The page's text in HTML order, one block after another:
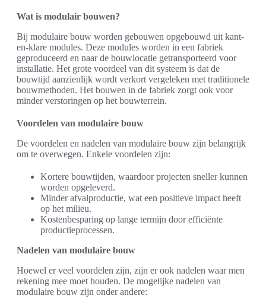
Wat is modulair bouwen?
Bij modulaire bouw worden gebouwen opgebouwd uit kant-
en-klare modules. Deze modules worden in een fabriek
geproduceerd en naar de bouwlocatie getransporteerd voor
installatie. Het grote voordeel van dit systeem is dat de
bouwtijd aanzienlijk wordt verkort vergeleken met traditionele
bouwmethoden. Het bouwen in de fabriek zorgt ook voor
minder verstoringen op het bouwterrein.
Voordelen van modulaire bouw
De voordelen en nadelen van modulaire bouw zijn belangrijk
om te overwegen. Enkele voordelen zijn:
Kortere bouwtijden, waardoor projecten sneller kunnen
worden opgeleverd.
Minder afvalproductie, wat een positieve impact heeft
op het milieu.
Kostenbesparing op lange termijn door efficiënte
productieprocessen.
Nadelen van modulaire bouw
Hoewel er veel voordelen zijn, zijn er ook nadelen waar men
rekening mee moet houden. De mogelijke nadelen van
modulaire bouw zijn onder andere: